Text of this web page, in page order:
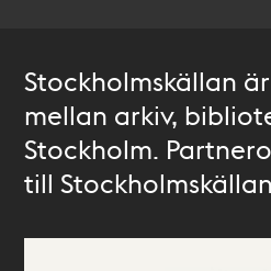
Stockholmskällan
mellan arkiv,
Stockholm.
till